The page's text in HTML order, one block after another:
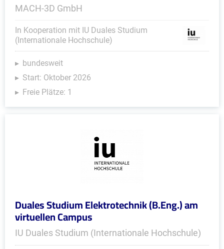
MACH-3D GmbH
In Kooperation mit IU Duales Studium
(Internationale Hochschule)
bundesweit
Start: Oktober 2026
Freie Plätze: 1
Duales Studium Elektrotechnik (B.Eng.) am
virtuellen Campus
IU Duales Studium (Internationale Hochschule)